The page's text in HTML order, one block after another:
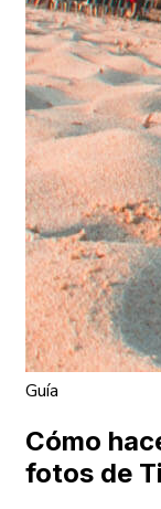
Guía
Cómo
fotos de